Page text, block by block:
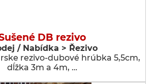
DB rezivo
/ Nabídka > Řezivo
rezivo-dubové hrúbka 5,5cm,
dĺžka 3m a 4m, …